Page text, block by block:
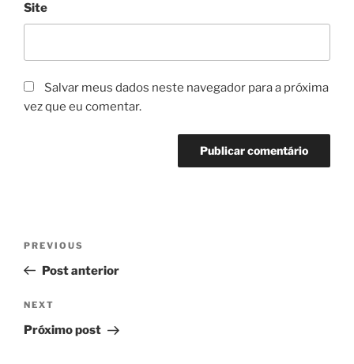
Site
Salvar meus dados neste navegador para a próxima
vez que eu comentar.
Post
Previous
Post
PREVIOUS
Post anterior
Next
Post
NEXT
Próximo post